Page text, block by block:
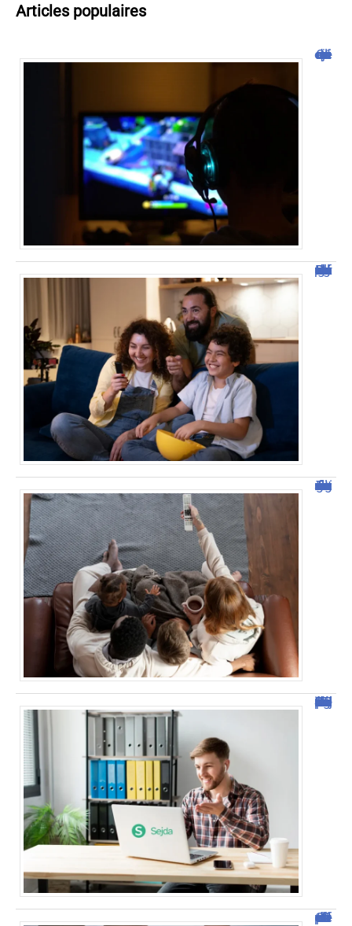
Articles populaires
Cliquojeux : découverte et avis
Découvrez Domgrav : la nouvelle plateforme de streaming
Tout savoir sur malgrim.com : fonctionnalités et avantages
Sejda : l’outil idéal pour manipuler vos PDF en ligne
Comment vendre des photos de ses pieds efficacement ?